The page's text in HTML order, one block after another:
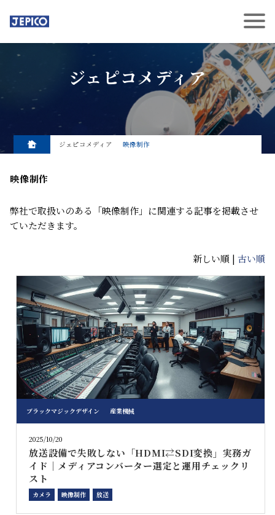
ジェピコメディア
ジェピコメディア 映像制作
映像制作
弊社で取扱いのある「映像制作」に関連する記事を掲載させ
ていただきます。
新しい順 | 古い順
ブラックマジックデザイン 産業機械
2025/10/20
放送設備で失敗しない「HDMI⇄SDI変換」実務ガ
イド｜メディアコンバーター選定と運用チェックリ
スト
カメラ 映像制作 放送